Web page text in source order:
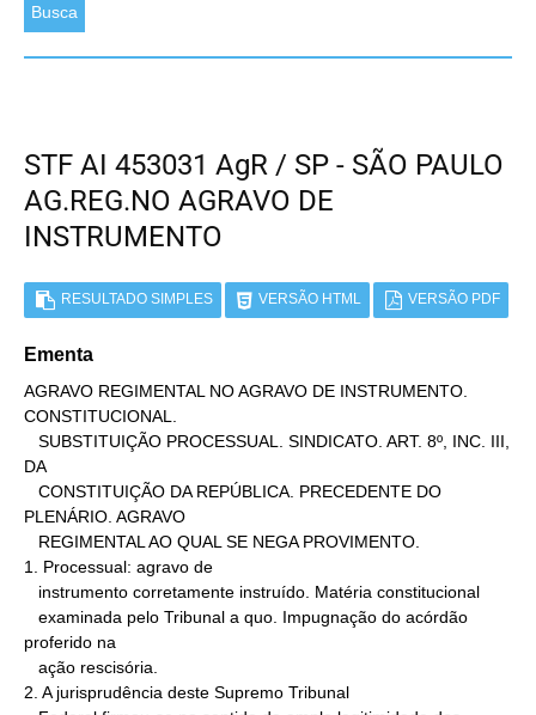
Busca
STF AI 453031 AgR / SP - SÃO PAULO
AG.REG.NO AGRAVO DE
INSTRUMENTO
RESULTADO SIMPLES VERSÃO HTML VERSÃO PDF
Ementa
AGRAVO REGIMENTAL NO AGRAVO DE INSTRUMENTO.
CONSTITUCIONAL.
DA
PLENÁRIO. AGRAVO
1. Processual: agravo de
proferido na
2. A jurisprudência deste Supremo Tribunal